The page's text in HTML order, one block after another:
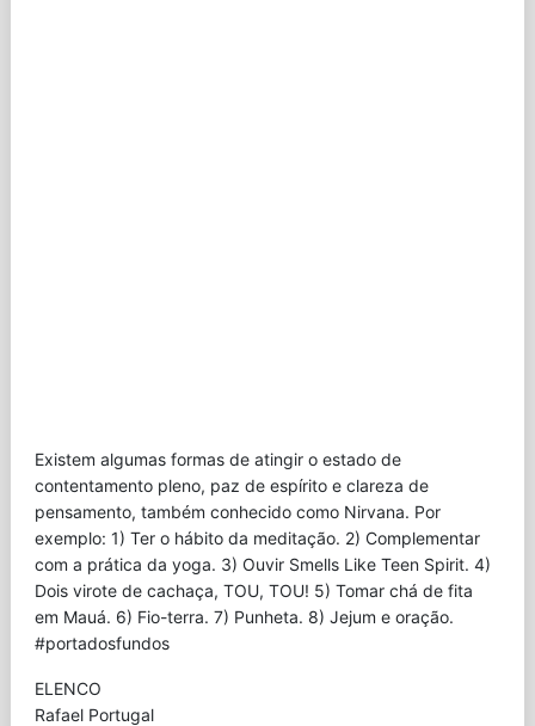
Existem algumas formas de atingir o estado de
contentamento pleno, paz de espírito e clareza de
pensamento, também conhecido como Nirvana. Por
exemplo: 1) Ter o hábito da meditação. 2) Complementar
com a prática da yoga. 3) Ouvir Smells Like Teen Spirit. 4)
Dois virote de cachaça, TOU, TOU! 5) Tomar chá de fita
em Mauá. 6) Fio-terra. 7) Punheta. 8) Jejum e oração.
#portadosfundos
ELENCO
Rafael Portugal